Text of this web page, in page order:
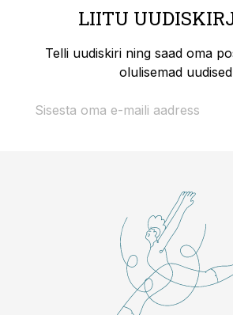
LIITU
Telli uudiskiri ning saad oma
olulisemad